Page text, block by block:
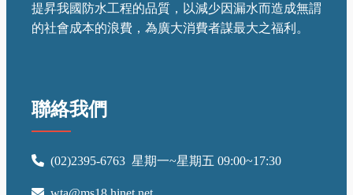
提昇我國防水工程的品質，以減少因漏水而造成無謂
的社會成本的浪費，為廣大消費者謀最大之福利。
聯絡我們
(02)2395-6763 星期一~星期五 09:00~17:30